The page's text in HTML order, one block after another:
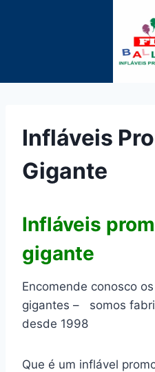
Infláveis
Gigante
Infláveis
gigante
Encomende conosco
gigantes – somos
desde 1998
Que é um inflável